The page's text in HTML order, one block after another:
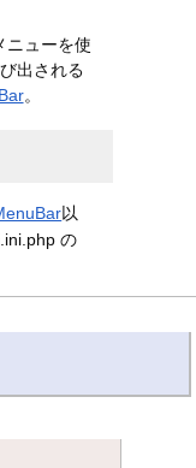
ューを使
出される
。
以
の